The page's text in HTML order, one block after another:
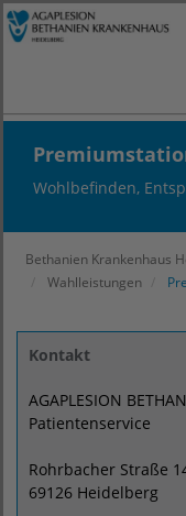
Wohlbefinden,
Bethanien Krankenhaus
Wahlleistungen
Kontakt
AGAPLESION
Patientenservice
Rohrbacher Straße
69126 Heidelberg